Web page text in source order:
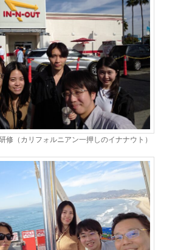
修（カリフォルニアン一押しのイナナウト）